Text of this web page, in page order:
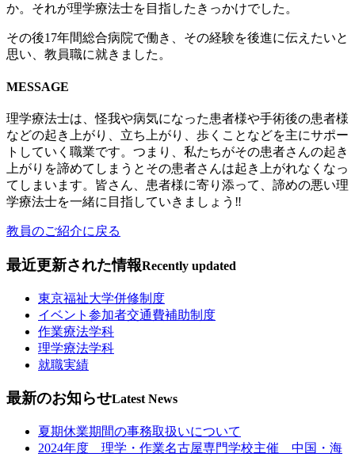
か。それが理学療法士を目指したきっかけでした。
その後17年間総合病院で働き、その経験を後進に伝えたいと
思い、教員職に就きました。
MESSAGE
理学療法士は、怪我や病気になった患者様や手術後の患者様
などの起き上がり、立ち上がり、歩くことなどを主にサポー
トしていく職業です。つまり、私たちがその患者さんの起き
上がりを諦めてしまうとその患者さんは起き上がれなくなっ
てしまいます。皆さん、患者様に寄り添って、諦めの悪い理
学療法士を一緒に目指していきましょう‼
教員のご紹介に戻る
最近更新された情報Recently updated
東京福祉大学併修制度
イベント参加者交通費補助制度
作業療法学科
理学療法学科
就職実績
最新のお知らせLatest News
夏期休業期間の事務取扱いについて
2024年度 理学・作業名古屋専門学校主催 中国・海